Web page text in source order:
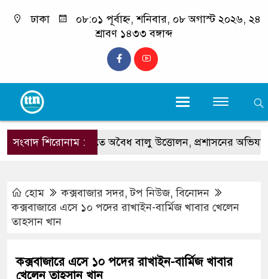
ঢাকা
০৮:০১ পূর্বাহ্ন, শনিবার, ০৮ অগাস্ট ২০২৬, ২৪
শ্রাবণ ১৪৩৩ বঙ্গাব্দ
সংবাদ শিরোনাম :
কলাতলী সৈকতে অবৈধ বালু উত্তোলন, প্রশাসনের অভিযান
হোম কক্সবাজার সদর,টপ নিউজ,বিনোদন
কক্সবাজারে এসে ১০ পদের রাখাইন-বার্মিজ খাবার খেলেন
তাহসান খান
কক্সবাজারে এসে ১০ পদের রাখাইন-বার্মিজ খাবার
খেলেন তাহসান খান